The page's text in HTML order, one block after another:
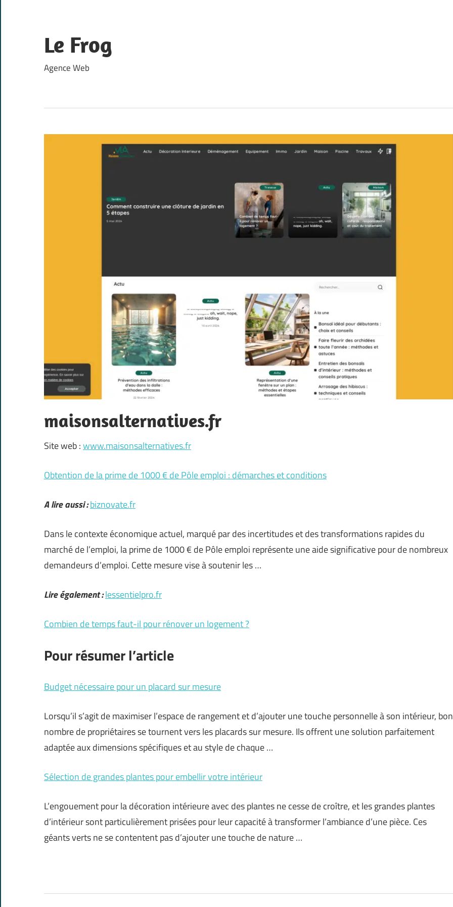
content
Le Frog
Agence Web
maisonsalternatives.fr
Site web :www.maisonsalternatives.fr
Obtention de la prime de 1000 € de Pôle emploi : démarches et conditions
A lire aussi :biznovate.fr
Dans le contexte économique actuel, marqué par des incertitudes et des transformations rapides du
marché de l’emploi, la prime de 1000 € de Pôle emploi représente une aide significative pour de nombreux
demandeurs d’emploi. Cette mesure vise à soutenir les …
Lire également :lessentielpro.fr
Combien de temps faut-il pour rénover un logement ?
Pour résumer l’article
Budget nécessaire pour un placard sur mesure
Lorsqu’il s’agit de maximiser l’espace de rangement et d’ajouter une touche personnelle à son intérieur, bon
nombre de propriétaires se tournent vers les placards sur mesure. Ils offrent une solution parfaitement
adaptée aux dimensions spécifiques et au style de chaque …
Sélection de grandes plantes pour embellir votre intérieur
L’engouement pour la décoration intérieure avec des plantes ne cesse de croître, et les grandes plantes
d’intérieur sont particulièrement prisées pour leur capacité à transformer l’ambiance d’une pièce. Ces
géants verts ne se contentent pas d’ajouter une touche de nature …